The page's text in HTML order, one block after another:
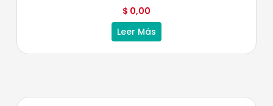
$ 0,00
Leer Más